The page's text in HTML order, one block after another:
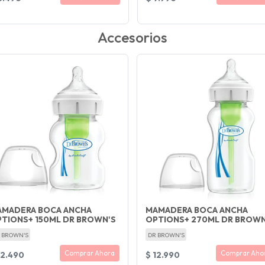
Accesorios
BOCA ANCHA
150ML DR BROWN'S
BROWN'S
Comprar Ahora
MAMADERA BOCA ANCHA
OPTIONS+ 270ML DR
DR BROWN'S
$ 12.990 Comprar